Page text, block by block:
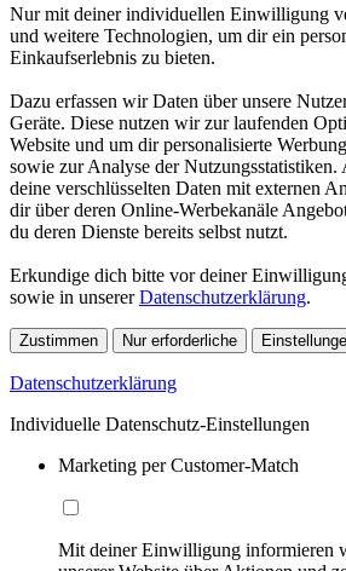
Nur mit deiner individuellen Einwilligung
und weitere Technologien, um dir ein
Einkaufserlebnis zu bieten.
Dazu erfassen wir Daten über unsere
Geräte. Diese nutzen wir zur laufenden
Website und um dir personalisierte
sowie zur Analyse der
deine verschlüsselten Daten mit externen
dir über deren Online-Werbekanäle
du deren Dienste bereits selbst nutzt.
Erkundige dich bitte vor deiner
sowie in unsererDatenschutzerklärung.
Zustimmen Nur erforderliche
Datenschutzerklärung
Individuelle Datenschutz-Einstellungen
Marketing per Customer-Match
Mit deiner Einwilligung informieren